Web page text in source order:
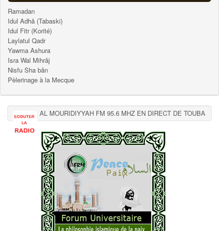
Ramadan
Idul Adhâ (Tabaski)
Idul Fitr (Korité)
Laylatul Qadr
Yawma Ashura
Isra Wal Mihrâj
Nisfu Sha bân
Pèlerinage à la Mecque
AL MOURIDIYYAH FM 95.6 MHZ EN DIRECT DE TOUBA